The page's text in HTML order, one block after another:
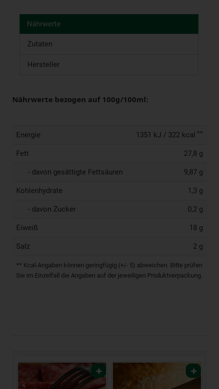
Nährwerte
Zutaten
Hersteller
Nährwerte bezogen auf 100g/100ml:
Energie 1351 kJ / 322 kcal **
Fett 27,8 g
- davon gesättigte Fettsäuren 9,87 g
Kohlenhydrate 1,3 g
- davon Zucker 0,2 g
Eiweiß 18 g
Salz 2 g
** Kcal-Angaben können geringfügig (+/- 5) abweichen. Bitte prüfen
Sie im Einzelfall die Angaben auf der jeweiligen Produktverpackung.